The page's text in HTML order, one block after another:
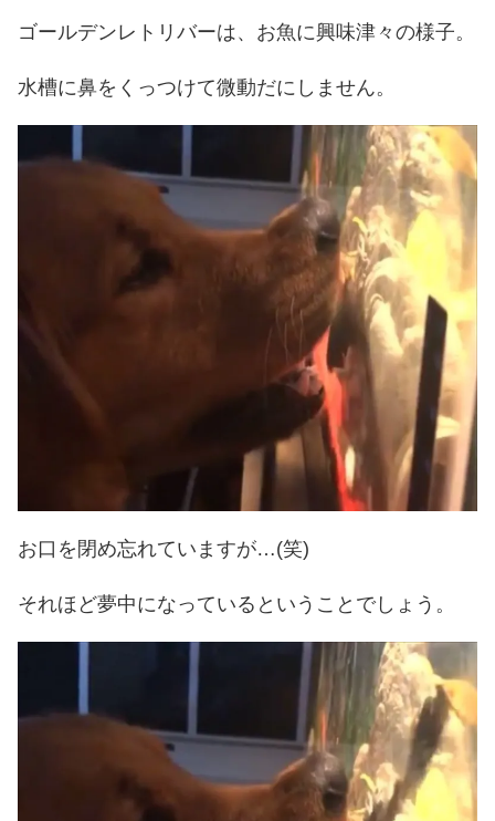
ゴールデンレトリバーは、お魚に興味津々の様子。
水槽に鼻をくっつけて微動だにしません。
お口を閉め忘れていますが…(笑)
それほど夢中になっているということでしょう。